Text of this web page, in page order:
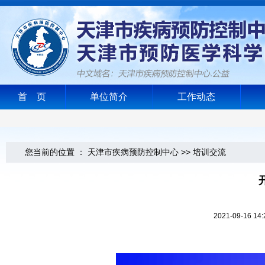
首 页 单位简介 工作动态
您当前的位置 ： 天津市疾病预防控制中心 >> 培训交流
2021-09-16